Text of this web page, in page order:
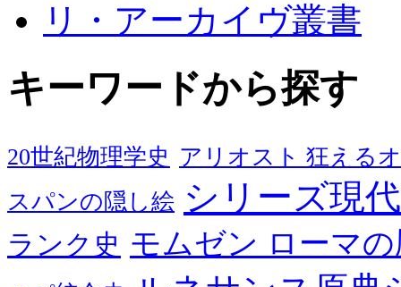
リ・アーカイヴ叢書
キーワードから探す
20世紀物理学史 アリオスト 狂える
スパンの隠し絵 シリーズ現
ランク史 モムゼン ローマ